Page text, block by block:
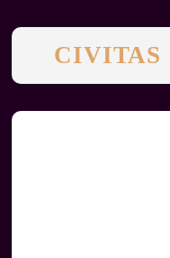
CIVITAS